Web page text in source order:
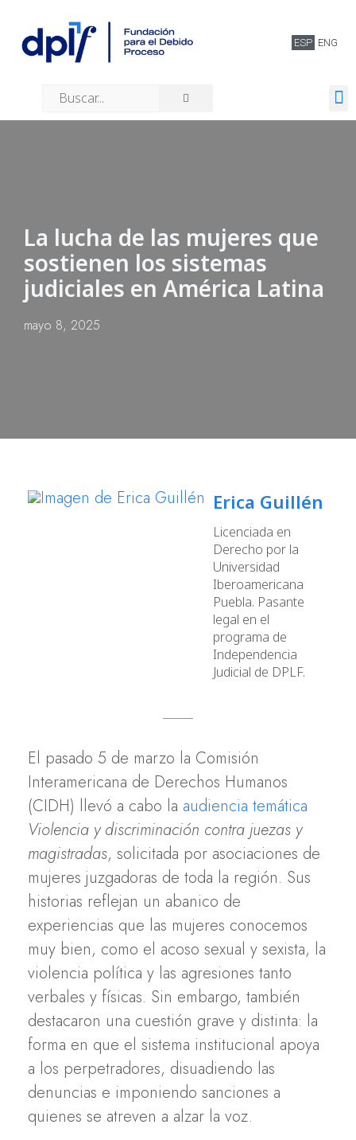
ESP ENG
La lucha de las mujeres que
sostienen los sistemas
judiciales en América Latina
mayo 8, 2025
Erica Guillén
Licenciada en
Derecho por la
Universidad
Iberoamericana
Puebla. Pasante
legal en el
programa de
Independencia
Judicial de DPLF.
El pasado 5 de marzo la Comisión
Interamericana de Derechos Humanos
(CIDH) llevó a cabo la audiencia temática
Violencia y discriminación contra juezas y
magistradas, solicitada por asociaciones de
mujeres juzgadoras de toda la región. Sus
historias reflejan un abanico de
experiencias que las mujeres conocemos
muy bien, como el acoso sexual y sexista, la
violencia política y las agresiones tanto
verbales y físicas. Sin embargo, también
destacaron una cuestión grave y distinta: la
forma en que el sistema institucional apoya
a los perpetradores, disuadiendo las
denuncias e imponiendo sanciones a
quienes se atreven a alzar la voz.